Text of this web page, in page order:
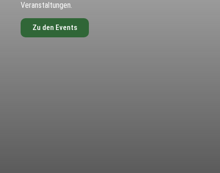
Veranstaltungen.
Zu den Events